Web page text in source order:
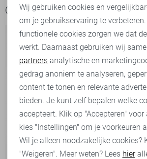
Ook het bekijken waard
Personalisatie cookies
Analytische cookies
Marketing cookies
Wij gebruiken cookies en
om je gebruikservaring te
functionele cookies zorgen we dat
werkt. Daarnaast gebruiken wij
partners analytische en
gedrag anoniem te analyseren,
content te tonen en relevante
bieden. Je kunt zelf bepalen welke
accepteert. Klik op "Accepteren"
kies "Instellingen" om je voorkeuren
Wil je alleen noodzakelijke cookies?
"Weigeren". Meer weten? Lees hier